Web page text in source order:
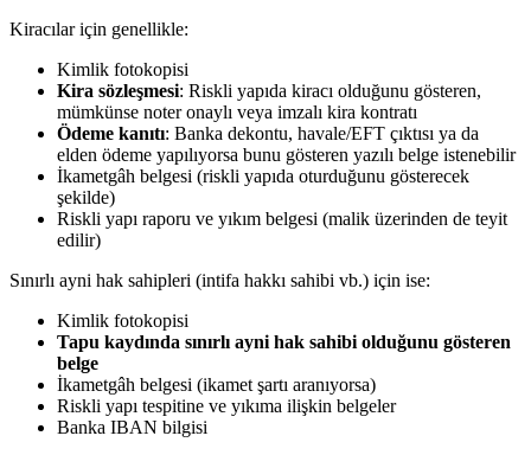
Kiracılar için genellikle:
Kimlik fotokopisi
Kira sözleşmesi: Riskli yapıda kiracı olduğunu gösteren,
mümkünse noter onaylı veya imzalı kira kontratı
Ödeme kanıtı: Banka dekontu, havale/EFT çıktısı ya da
elden ödeme yapılıyorsa bunu gösteren yazılı belge istenebilir
İkametgâh belgesi (riskli yapıda oturduğunu gösterecek
şekilde)
Riskli yapı raporu ve yıkım belgesi (malik üzerinden de teyit
edilir)
Sınırlı ayni hak sahipleri (intifa hakkı sahibi vb.) için ise:
Kimlik fotokopisi
Tapu kaydında sınırlı ayni hak sahibi olduğunu gösteren
belge
İkametgâh belgesi (ikamet şartı aranıyorsa)
Riskli yapı tespitine ve yıkıma ilişkin belgeler
Banka IBAN bilgisi